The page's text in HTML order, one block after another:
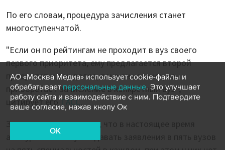
По его словам, процедура зачисления станет
многоступенчатой.
"Если он по рейтингам не проходит в вуз своего
первого приоритета, ему предлагается второй
приоритет и так далее, пока он наконец не
приобретает зачисление в конкретный вуз", –
цитирует егоТАСС.
Замминистра напомнил, что в настоящее время
абитуриенты могут подавать заявления в пять вузов
АО «Москва Медиа» использует cookie-файлы и
обрабатывает персональные данные. Это улучшает
работу сайта и взаимодействие с ним. Подтвердите
ваше согласие, нажав кнопу Ок
OK